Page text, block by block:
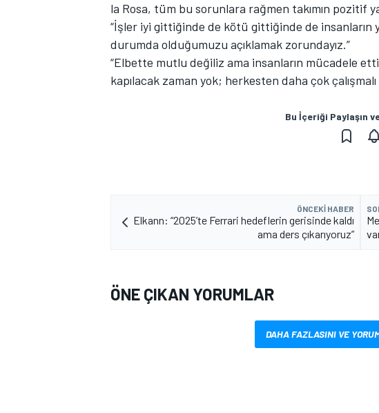
MOTOSİKLET
la Rosa, tüm bu sorunlara rağmen takımın pozitif
“İşler iyi gittiğinde de kötü gittiğinde de
durumda olduğumuzu açıklamak zorundayız.”
“Elbette mutlu değiliz ama insanların mücadele
kapılacak zaman yok; herkesten daha çok
Bu İçeriği Paylaşın
ÖNCEKI HABER
Elkann: “2025’te Ferrari hedeflerin gerisinde kaldı
ama ders çıkarıyoruz”
ÖNE ÇIKAN YORUMLAR
DAHA FAZLASINI VE